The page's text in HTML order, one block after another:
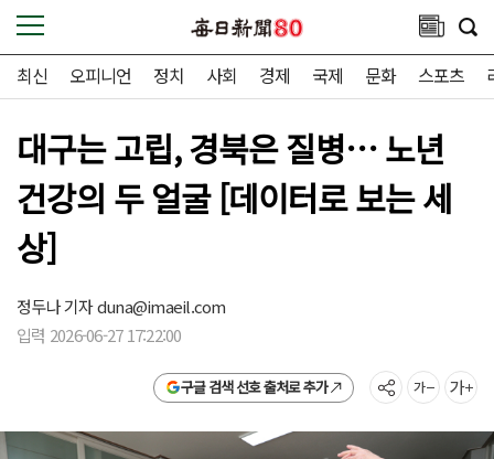
최신 오피니언 정치 사회 경제 국제 문화 스포츠
대구는 고립, 경북은 질병… 노년
건강의 두 얼굴 [데이터로 보는 세
상]
정두나 기자duna@imaeil.com
입력 2026-06-27 17:22:00
구글 검색 선호 출처로 추가